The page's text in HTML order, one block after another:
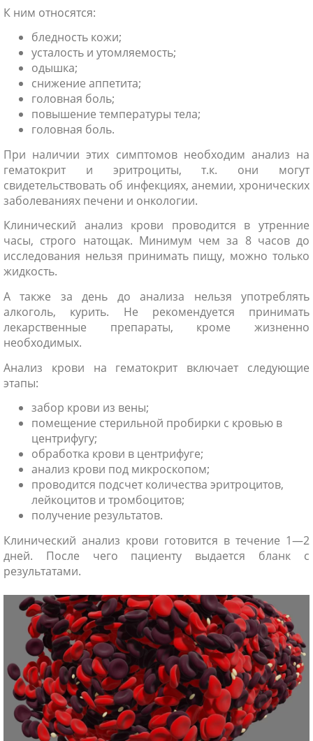
К ним относятся:
бледность кожи;
усталость и утомляемость;
одышка;
снижение аппетита;
головная боль;
повышение температуры тела;
головная боль.
При наличии этих симптомов необходим анализ на
гематокрит и эритроциты, т.к. они могут
свидетельствовать об инфекциях, анемии, хронических
заболеваниях печени и онкологии.
Клинический анализ крови проводится в утренние
часы, строго натощак. Минимум чем за 8 часов до
исследования нельзя принимать пищу, можно только
жидкость.
А также за день до анализа нельзя употреблять
алкоголь, курить. Не рекомендуется принимать
лекарственные препараты, кроме жизненно
необходимых.
Анализ крови на гематокрит включает следующие
этапы:
забор крови из вены;
помещение стерильной пробирки с кровью в
центрифугу;
обработка крови в центрифуге;
анализ крови под микроскопом;
проводится подсчет количества эритроцитов,
лейкоцитов и тромбоцитов;
получение результатов.
Клинический анализ крови готовится в течение 1—2
дней. После чего пациенту выдается бланк с
результатами.